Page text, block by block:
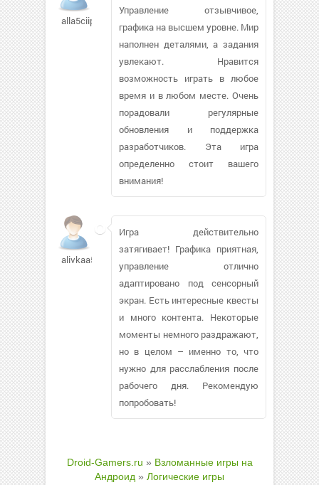
alla5ciip
Управление отзывчивое,
графика на высшем уровне. Мир
наполнен деталями, а задания
увлекают. Нравится
возможность играть в любое
время и в любом месте. Очень
порадовали регулярные
обновления и поддержка
разработчиков. Эта игра
определенно стоит вашего
внимания!
alivkaa599
Игра действительно
затягивает! Графика приятная,
управление отлично
адаптировано под сенсорный
экран. Есть интересные квесты
и много контента. Некоторые
моменты немного раздражают,
но в целом – именно то, что
нужно для расслабления после
рабочего дня. Рекомендую
попробовать!
Droid-Gamers.ru » Взломанные игры на
Андроид » Логические игры